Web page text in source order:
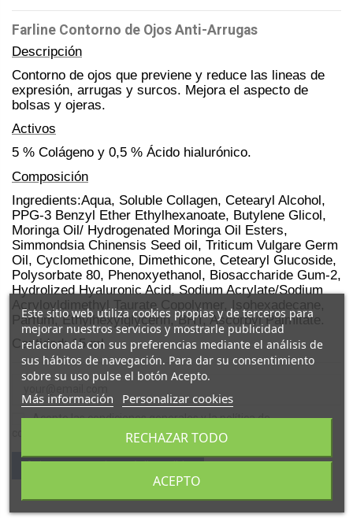
Farline Contorno de Ojos Anti-Arrugas
Descripción
Contorno de ojos que previene y reduce las lineas de
expresión, arrugas y surcos. Mejora el aspecto de
bolsas y ojeras.
Activos
5 % Colágeno y 0,5 % Ácido hialurónico.
Composición
Ingredients:Aqua, Soluble Collagen, Cetearyl Alcohol,
PPG‐3 Benzyl Ether Ethylhexanoate, Butylene Glicol,
Moringa Oil/ Hydrogenated Moringa Oil Esters,
Simmondsia Chinensis Seed oil, Triticum Vulgare Germ
Oil, Cyclomethicone, Dimethicone, Cetearyl Glucoside,
Polysorbate 80, Phenoxyethanol, Biosaccharide Gum-2,
Hydrolized Hyaluronic Acid, Sodium Acrylate/Sodium
Acryloyldimethyl Taurate Copolymer, Isohexadecane,
Parfum, Ethylhexylglycerin, BHT, Ascorbyl Palmitate.
Cantidad: 15 ml
Acepto las condiciones generales y la política de
Este sitio web utiliza cookies propias y de terceros para
mejorar nuestros servicios y mostrarle publicidad
relacionada con sus preferencias mediante el análisis de
sus hábitos de navegación. Para dar su consentimiento
sobre su uso pulse el botón Acepto.
Más información Personalizar cookies
RECHAZAR TODO
ACEPTO